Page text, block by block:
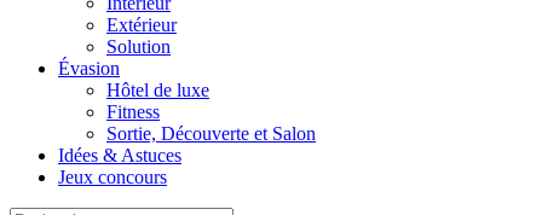
Extérieur
Solution
Évasion
Hôtel de luxe
Fitness
Sortie, Découverte et Salon
Idées & Astuces
Jeux concours